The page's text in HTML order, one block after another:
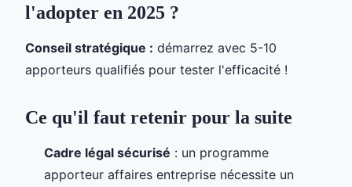
l'adopter en 2025 ?
Conseil stratégique : démarrez avec 5-10
apporteurs qualifiés pour tester l'efficacité !
Ce qu'il faut retenir pour la suite
Cadre légal sécurisé : un programme
apporteur affaires entreprise nécessite un